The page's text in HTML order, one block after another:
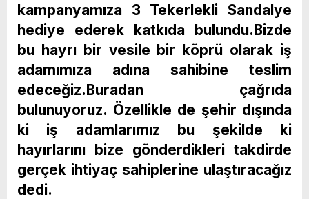
kampanyamıza 3 Tekerlekli Sandalye
hediye ederek katkıda bulundu.Bizde
bu hayrı bir vesile bir köprü olarak iş
adamımıza adına sahibine teslim
edeceğiz.Buradan çağrıda
bulunuyoruz. Özellikle de şehir dışında
ki iş adamlarımız bu şekilde ki
hayırlarını bize gönderdikleri takdirde
gerçek ihtiyaç sahiplerine ulaştıracağız
dedi.